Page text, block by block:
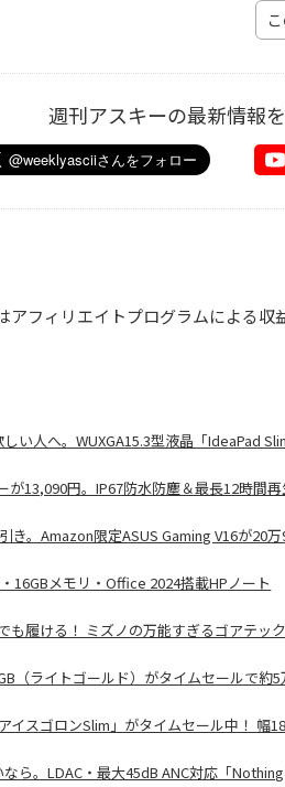
週刊アスキーの最新情報
アフィリエイトプログラムによる収
い人へ。WUXGA15.3型液晶「IdeaPad
が13,090円。IP67防水防塵＆最長12時間
き。Amazon限定ASUS Gaming V16が20
16GBメモリ・Office 2024搭載HPノート
も履ける！ ミズノの万能すぎるゴアテッ
（ライトゴールド）がタイムセールで約5
イスゴロンSlim」がタイムセール中！ 幅
ら。LDAC・最大45dB ANC対応「